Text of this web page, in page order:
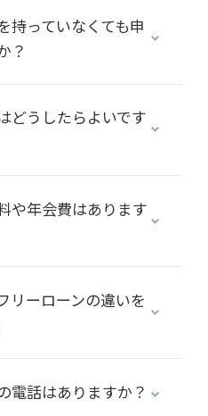
持っていなくても申
？
どうしたらよいです
や年会費はあります
リーローンの違いを
電話はありますか？